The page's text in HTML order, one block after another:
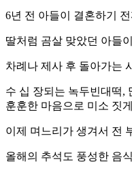
6년 전 아들이 결혼하기
딸처럼 곰살 맞았던 아들
차례나 제사 후 돌아가는
수 십 장되는 녹두빈대떡,
훈훈한 마음으로 미소 짓
이제 며느리가 생겨서 전
올해의 추석도 풍성한 음